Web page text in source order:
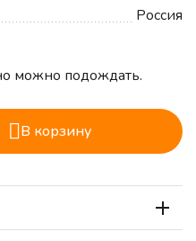
Россия
можно подождать.
В корзину